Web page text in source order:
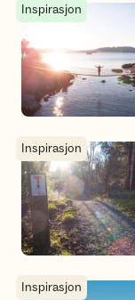
Turtips til
Inspirasjon
Merka nærturer i
Inspirasjon
150 dagsturer fra
Inspirasjon